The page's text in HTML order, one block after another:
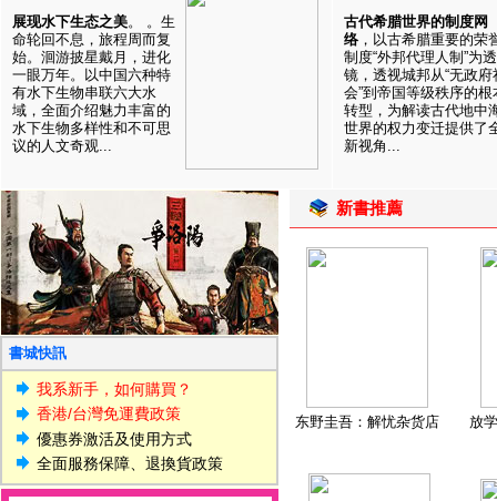
展现水下生态之美。 。生
命轮回不息，旅程周而复
始。洄游披星戴月，进化
一眼万年。以中国六种特
有水下生物串联六大水
域，全面介绍魅力丰富的
水下生物多样性和不可思
议的人文奇观...
古代希腊世界的制度网
络 ，以古希腊重要的荣
制度“外邦代理人制”为透
镜，透视城邦从“无政府
会”到帝国等级秩序的根
转型，为解读古代地中
世界的权力变迁提供了
新视角...
書城快訊
我系新手，如何購買？
香港/台灣免運費政策
優惠券激活及使用方式
全面服務保障、退換貨政策
新書推薦
东野圭吾：解忧杂货店 放